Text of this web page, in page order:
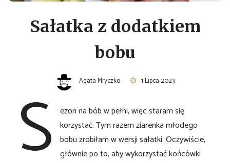
Sałatka z dodatkiem
bobu
Agata Mryczko 1 Lipca 2023
S
ezon na bób w pełni, więc staram się
korzystać. Tym razem ziarenka młodego
bobu zrobiłam w wersji sałatki. Oczywiście,
głównie po to, aby wykorzystać końcówki